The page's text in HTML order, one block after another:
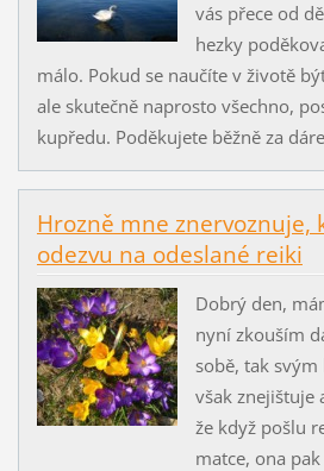
vás přece od
hezky
málo. Pokud se naučíte v životě
ale skutečně naprosto všechno,
kupředu. Poděkujete běžně za
Hrozně mne znervoznuje,
odezvu na odeslané reiki
Dobrý den,
nyní zkouším
sobě, tak
však znejištuje
že když pošlu
matce, ona